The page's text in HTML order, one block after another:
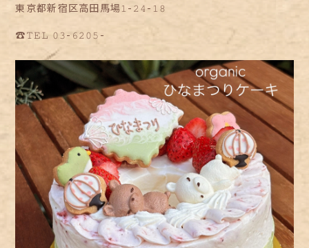
東京都新宿区高田馬場𝟷-𝟸𝟺-𝟷𝟾
☎︎𝚃𝙴𝙻 𝟶𝟹-𝟼𝟸𝟶𝟻-